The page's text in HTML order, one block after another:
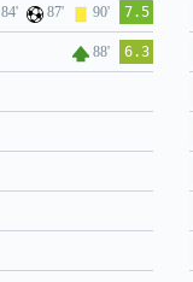
84' 87' 90' 7.5
88' 6.3